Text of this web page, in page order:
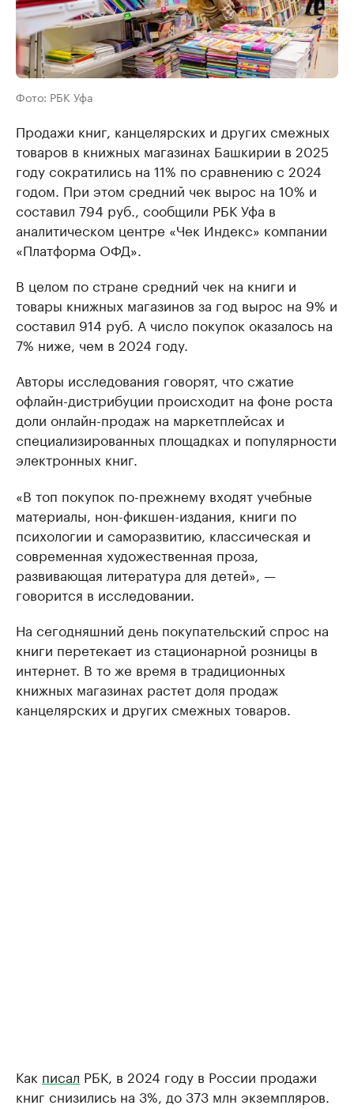
Фото: РБК Уфа
Продажи книг, канцелярских и других смежных
товаров в книжных магазинах Башкирии в 2025
году сократились на 11% по сравнению с 2024
годом. При этом средний чек вырос на 10% и
составил 794 руб., сообщили РБК Уфа в
аналитическом центре «Чек Индекс» компании
«Платформа ОФД».
В целом по стране средний чек на книги и
товары книжных магазинов за год вырос на 9% и
составил 914 руб. А число покупок оказалось на
7% ниже, чем в 2024 году.
Авторы исследования говорят, что сжатие
офлайн-дистрибуции происходит на фоне роста
доли онлайн-продаж на маркетплейсах и
специализированных площадках и популярности
электронных книг.
«В топ покупок по-прежнему входят учебные
материалы, нон-фикшен-издания, книги по
психологии и саморазвитию, классическая и
современная художественная проза,
развивающая литература для детей», —
говорится в исследовании.
На сегодняшний день покупательский спрос на
книги перетекает из стационарной розницы в
интернет. В то же время в традиционных
книжных магазинах растет доля продаж
канцелярских и других смежных товаров.
Как писал РБК, в 2024 году в России продажи
книг снизились на 3%, до 373 млн экземпляров.